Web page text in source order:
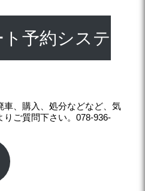
ト予約システ
車、購入、処分などなど、気
ご質問下さい。078-936-